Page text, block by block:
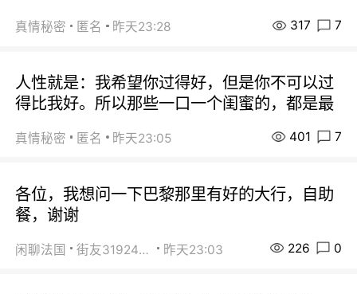
真情秘密 匿名 昨天23:28 317 7
人性就是：我希望你过得好，但是你不可以过
得比我好。所以那些一口一个闺蜜的，都是最
真情秘密 匿名 昨天23:05 401 7
各位，我想问一下巴黎那里有好的大行，自助
餐，谢谢
闲聊法国 街友31924072 昨天23:03 226 0